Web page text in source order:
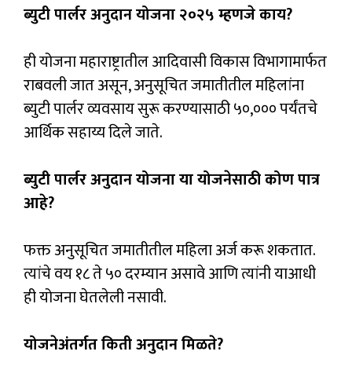
ब्युटी पार्लर अनुदान योजना २०२५ म्हणजे काय?
ही योजना महाराष्ट्रातील आदिवासी विकास विभागामार्फत
राबवली जात असून, अनुसूचित जमातीतील महिलांना
ब्युटी पार्लर व्यवसाय सुरू करण्यासाठी ₹५०,००० पर्यंतचे
आर्थिक सहाय्य दिले जाते.
ब्युटी पार्लर अनुदान योजना या योजनेसाठी कोण पात्र
आहे?
फक्त अनुसूचित जमातीतील महिला अर्ज करू शकतात.
त्यांचे वय १८ ते ५० दरम्यान असावे आणि त्यांनी याआधी
ही योजना घेतलेली नसावी.
योजनेअंतर्गत किती अनुदान मिळते?